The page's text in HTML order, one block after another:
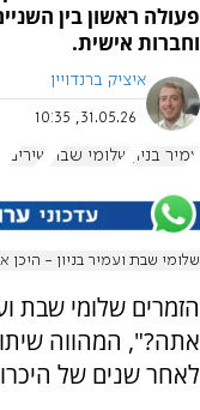
פעולה ראשון בין
וחברות אישית.
איציק ברנדויין
31.05.26, 10:35
עמיר בניון שלומי שבת שירים
שלומי שבת ועמיר בניון - היכן
הזמרים שלומי שבת
אתה?", המהווה
לאחר שנים של